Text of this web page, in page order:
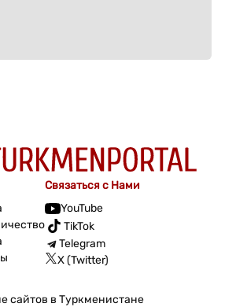
Связаться с Нами
YouTube
TikTok
Telegram
X (Twitter)
сайтов в Туркменистане